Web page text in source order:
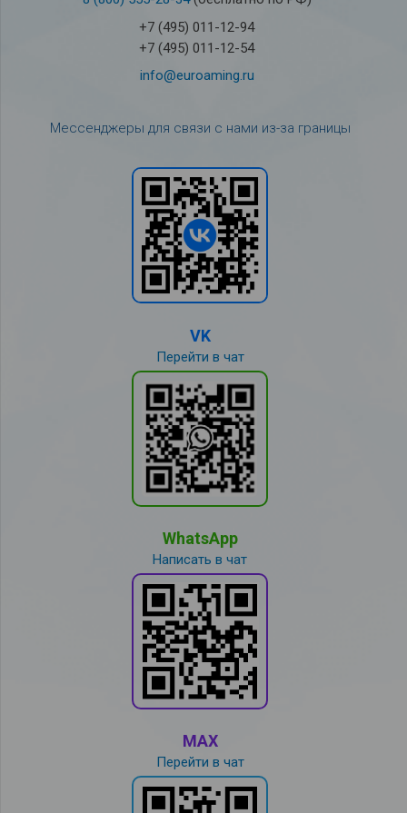
+7 (495) 011-12-94
+7 (495) 011-12-54
info@euroaming.ru
Мессенджеры для связи с нами из-за границы
VK
Перейти в чат
WhatsApp
Написать в чат
MAX
Перейти в чат